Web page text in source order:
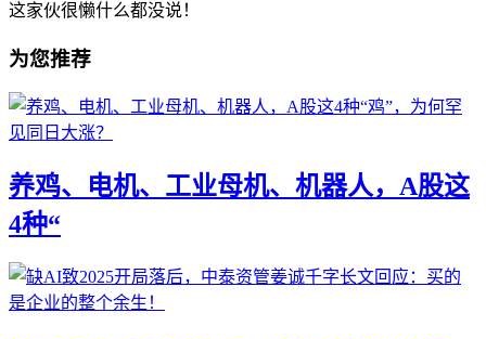
这家伙很懒什么都没说！
为您推荐
养鸡、电机、工业母机、机器人，A股这
4种“